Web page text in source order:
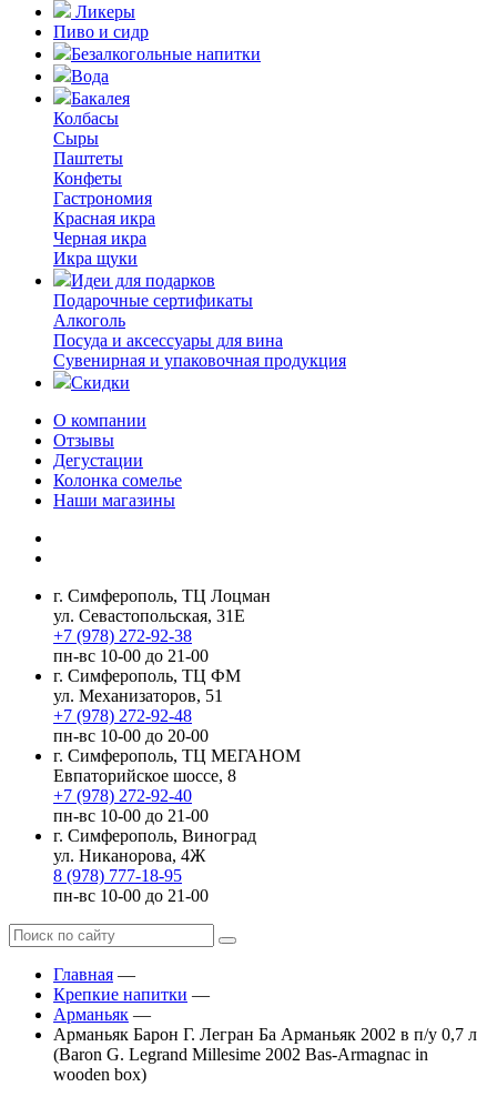
Ликеры
Пиво и сидр
Безалкогольные напитки
Вода
Бакалея
Колбасы
Сыры
Паштеты
Конфеты
Гастрономия
Красная икра
Черная икра
Икра щуки
Идеи для подарков
Подарочные сертификаты
Алкоголь
Посуда и аксессуары для вина
Сувенирная и упаковочная продукция
Скидки
О компании
Отзывы
Дегустации
Колонка сомелье
Наши магазины
г. Симферополь, ТЦ Лоцман
ул. Севастопольская, 31Е
+7 (978) 272-92-38
пн-вс 10-00 до 21-00
г. Симферополь, ТЦ ФМ
ул. Механизаторов, 51
+7 (978) 272-92-48
пн-вс 10-00 до 20-00
г. Симферополь, ТЦ МЕГАНОМ
Евпаторийское шоссе, 8
+7 (978) 272-92-40
пн-вс 10-00 до 21-00
г. Симферополь, Виноград
ул. Никанорова, 4Ж
8 (978) 777-18-95
пн-вс 10-00 до 21-00
Главная —
Крепкие напитки —
Арманьяк —
Арманьяк Барон Г. Легран Ба Арманьяк 2002 в п/у 0,7 л
(Baron G. Legrand Millesime 2002 Bas-Armagnac in
wooden box)